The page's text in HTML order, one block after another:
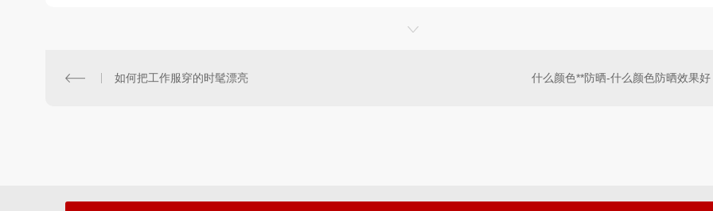
如何把工作服穿的时髦漂亮 什么颜色**防晒-什么颜色防晒效果好